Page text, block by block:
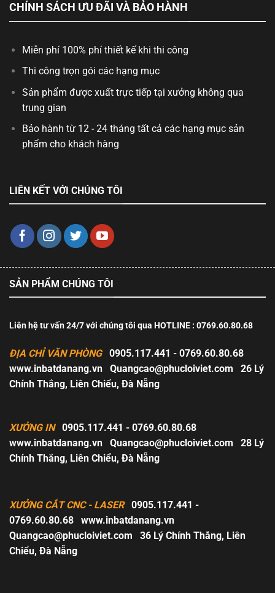
CHÍNH SÁCH ƯU ĐÃI VÀ BẢO HÀNH
Miễn phí 100% phí thiết kế khi thi công
Thi công trọn gói các hạng mục
Sản phẩm được xuất trực tiếp tại xưởng không qua
trung gian
Bảo hành từ 12 - 24 tháng tất cả các hạng mục sản
phẩm cho khách hàng
LIÊN KẾT VỚI CHÚNG TÔI
SẢN PHẨM CHÚNG TÔI
Liên hệ tư vấn 24/7 với chúng tôi qua HOTLINE : 0769.60.80.68
ĐỊA CHỈ VĂN PHÒNG
0905.117.441 - 0769.60.80.68
www.inbatdanang.vn
Quangcao@phucloiviet.com
26 Lý
Chính Thắng, Liên Chiểu, Đà Nẵng
XƯỞNG IN
0905.117.441 - 0769.60.80.68
www.inbatdanang.vn
Quangcao@phucloiviet.com
28 Lý
Chính Thắng, Liên Chiểu, Đà Nẵng
XƯỞNG CẮT CNC - LASER
0905.117.441 -
0769.60.80.68
www.inbatdanang.vn
Quangcao@phucloiviet.com
36 Lý Chính Thắng, Liên
Chiểu, Đà Nẵng